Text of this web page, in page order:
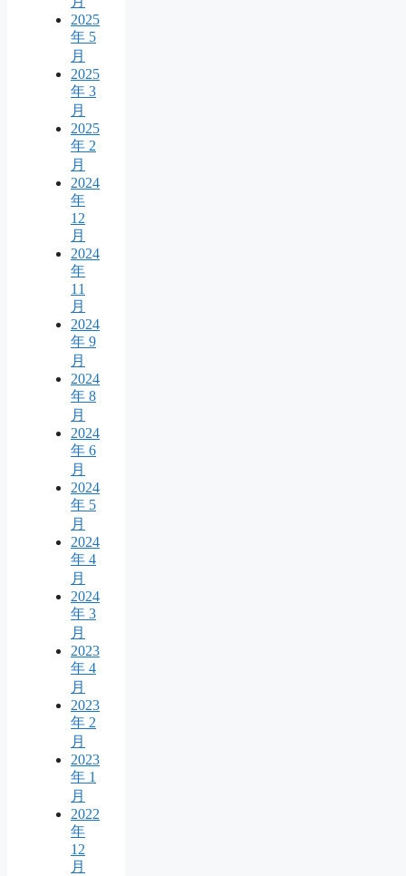
2025
年 5
月
2025
年 3
月
2025
年 2
月
2024
年
12
月
2024
年
11
月
2024
年 9
月
2024
年 8
月
2024
年 6
月
2024
年 5
月
2024
年 4
月
2024
年 3
月
2023
年 4
月
2023
年 2
月
2023
年 1
月
2022
年
12
月